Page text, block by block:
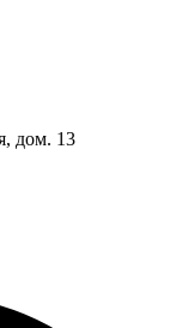
дом. 13